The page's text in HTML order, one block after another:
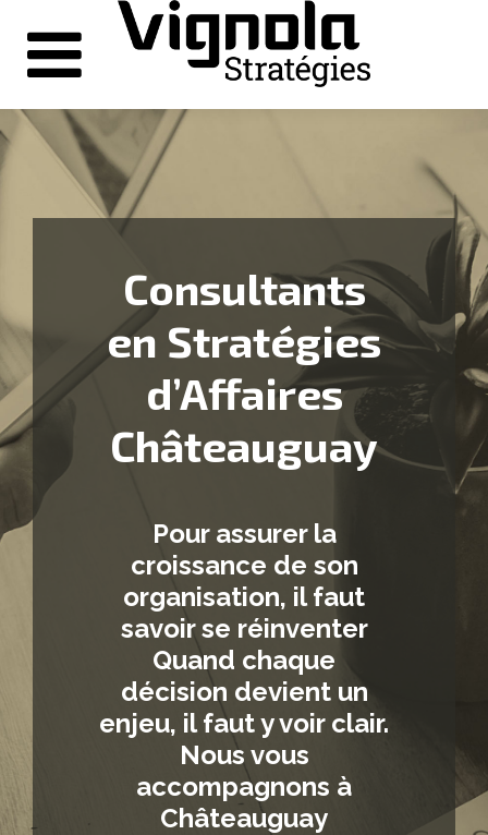
Consultants
en Stratégies
d’Affaires
Châteauguay
Pour assurer la
croissance de son
organisation, il faut
savoir se réinventer
Quand chaque
décision devient un
enjeu, il faut y voir clair.
Nous vous
accompagnons à
Châteauguay